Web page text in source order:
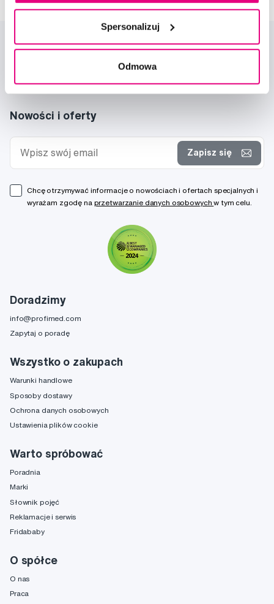
Spersonalizuj
Odmowa
Doradzimy
info@profimed.com
Zapytaj o poradę
Wszystko o zakupach
Warunki handlowe
Sposoby dostawy
Ochrona danych osobowych
Ustawienia plików cookie
Warto spróbować
Poradnia
Marki
Słownik pojęć
Reklamacje i serwis
Fridababy
O spółce
O nas
Praca
Nowości i oferty
Zapisz się
Chcę otrzymywać informacje o nowościach i ofertach specjalnych i
wyrażam zgodę na przetwarzanie danych osobowychw tym celu.